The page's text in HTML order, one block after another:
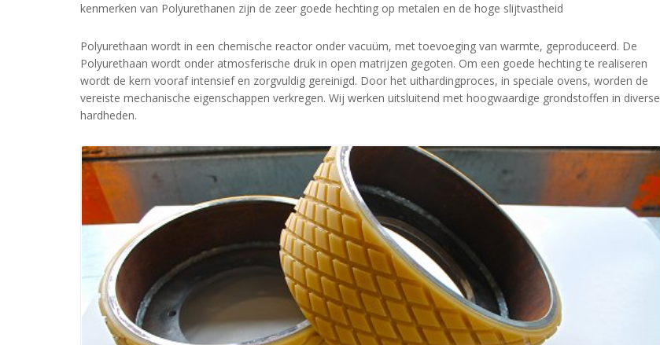
kenmerken van Polyurethanen zijn de zeer goede hechting op metalen en de hoge slijtvastheid
Polyurethaan wordt in een chemische reactor onder vacuüm, met toevoeging van warmte, geproduceerd. De
Polyurethaan wordt onder atmosferische druk in open matrijzen gegoten. Om een goede hechting te realiseren
wordt de kern vooraf intensief en zorgvuldig gereinigd. Door het uithardingproces, in speciale ovens, worden de
vereiste mechanische eigenschappen verkregen. Wij werken uitsluitend met hoogwaardige grondstoffen in diverse
hardheden.